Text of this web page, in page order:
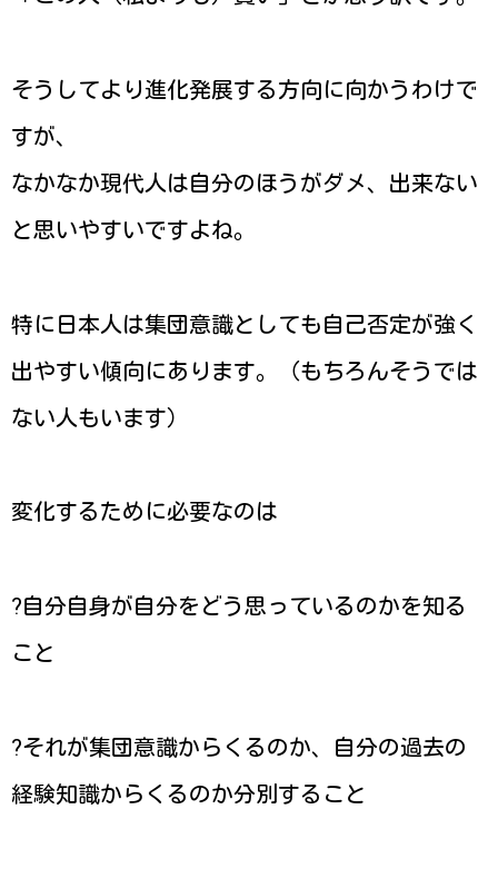
そうしてより進化発展する方向に向かうわけで
すが、
なかなか現代人は自分のほうがダメ、出来ない
と思いやすいですよね。
特に日本人は集団意識としても自己否定が強く
出やすい傾向にあります。（もちろんそうでは
ない人もいます）
変化するために必要なのは
?自分自身が自分をどう思っているのかを知る
こと
?それが集団意識からくるのか、自分の過去の
経験知識からくるのか分別すること